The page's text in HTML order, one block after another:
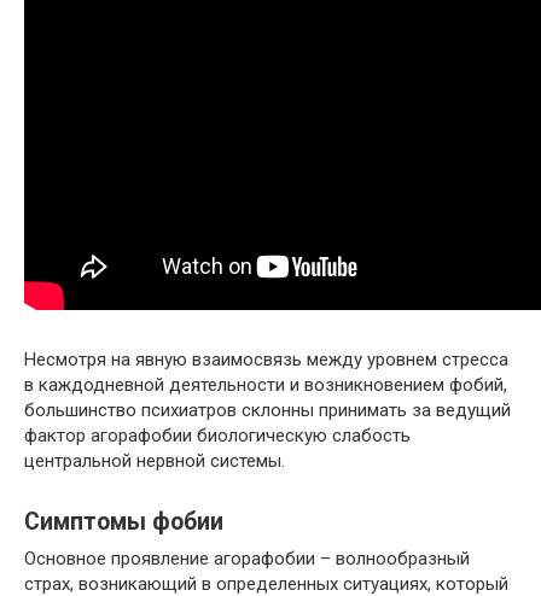
Несмотря на явную взаимосвязь между уровнем стресса
в каждодневной деятельности и возникновением фобий,
большинство психиатров склонны принимать за ведущий
фактор агорафобии биологическую слабость
центральной нервной системы.
Симптомы фобии
Основное проявление агорафобии – волнообразный
страх, возникающий в определенных ситуациях, который